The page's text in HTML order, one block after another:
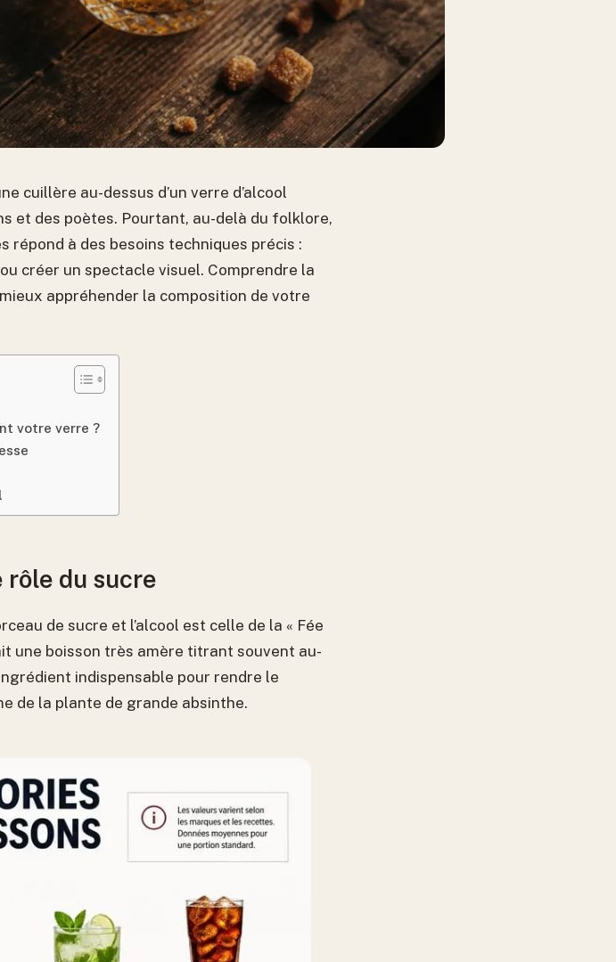
cuillère au-dessus d’un verre d’alcool
et des poètes. Pourtant, au-delà du folklore,
répond à des besoins techniques précis :
créer un spectacle visuel. Comprendre la
appréhender la composition de votre
votre verre ?
rôle du sucre
de sucre et l’alcool est celle de la « Fée
une boisson très amère titrant souvent au-
indispensable pour rendre le
de la plante de grande absinthe.